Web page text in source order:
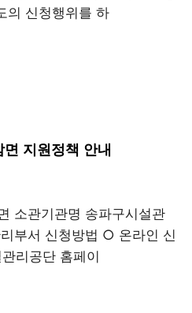
의 신청행위를 하
지원정책 안내
소관기관명 송파구시설관
부서 신청방법 ○ 온라인 신
리공단 홈페이